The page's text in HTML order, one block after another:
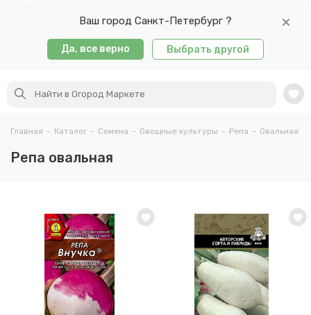
Ваш город Санкт-Петербург ?
Да, все верно Выбрать другой
Главная - Каталог - Семена - Овощные культуры - Репа - Овальная
Репа овальная